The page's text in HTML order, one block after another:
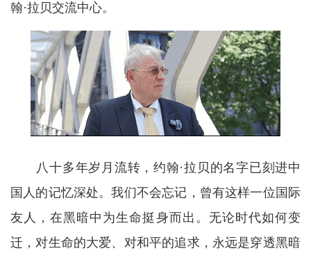
翰·拉贝交流中心。
八十多年岁月流转，约翰·拉贝的名字已刻进中
国人的记忆深处。我们不会忘记，曾有这样一位国际
友人，在黑暗中为生命挺身而出。无论时代如何变
迁，对生命的大爱、对和平的追求，永远是穿透黑暗